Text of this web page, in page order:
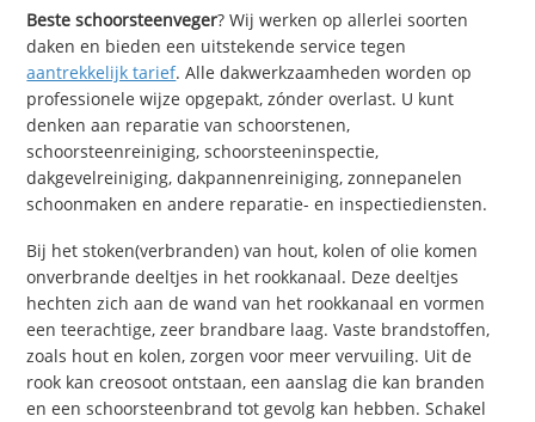
Beste schoorsteenveger? Wij werken op allerlei soorten
daken en bieden een uitstekende service tegen
aantrekkelijk tarief. Alle dakwerkzaamheden worden op
professionele wijze opgepakt, zónder overlast. U kunt
denken aan reparatie van schoorstenen,
schoorsteenreiniging, schoorsteeninspectie,
dakgevelreiniging, dakpannenreiniging, zonnepanelen
schoonmaken en andere reparatie- en inspectiediensten.
Bij het stoken(verbranden) van hout, kolen of olie komen
onverbrande deeltjes in het rookkanaal. Deze deeltjes
hechten zich aan de wand van het rookkanaal en vormen
een teerachtige, zeer brandbare laag. Vaste brandstoffen,
zoals hout en kolen, zorgen voor meer vervuiling. Uit de
rook kan creosoot ontstaan, een aanslag die kan branden
en een schoorsteenbrand tot gevolg kan hebben. Schakel